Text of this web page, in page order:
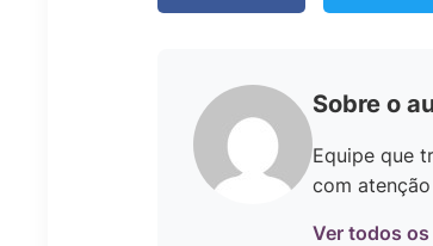
Sobre o
Equipe que
com
Ver todos